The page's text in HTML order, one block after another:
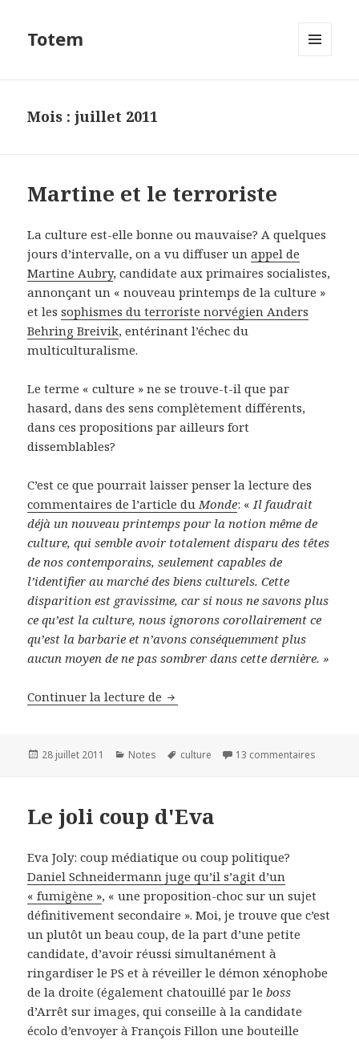
Totem
Mois : juillet 2011
Martine et le terroriste
La culture est-elle bonne ou mauvaise? A quelques
jours d’intervalle, on a vu diffuser unappel de
Martine Aubry, candidate aux primaires socialistes,
annonçant un « nouveau printemps de la culture »
et lessophismes du terroriste norvégien Anders
Behring Breivik, entérinant l’échec du
multiculturalisme.
Le terme « culture » ne se trouve-t-il que par
hasard, dans des sens complètement différents,
dans ces propositions par ailleurs fort
dissemblables?
C’est ce que pourrait laisser penser la lecture des
commentaires de l’article duMonde: «Il faudrait
déjà un nouveau printemps pour la notion même de
culture, qui semble avoir totalement disparu des têtes
de nos contemporains, seulement capables de
l’identifier au marché des biens culturels. Cette
disparition est gravissime, car si nous ne savons plus
ce qu’est la culture, nous ignorons corollairement ce
qu’est la barbarie et n’avons conséquemment plus
aucun moyen de ne pas sombrer dans cette dernière. »
Continuer la lecture de Martine et le terroriste
Publié
28 juillet 2011 Catégories
Notes
Mots-
culture 13 commentaires
Le joli coup d'Eva
Eva Joly: coup médiatique ou coup politique?
Daniel Schneidermann juge qu’il s’agit d’un
« fumigène », « une proposition-choc sur un sujet
définitivement secondaire ». Moi, je trouve que c’est
un plutôt un beau coup, de la part d’une petite
candidate, d’avoir réussi simultanément à
ringardiser le PS et à réveiller le démon xénophobe
de la droite (également chatouillé par leboss
d’Arrêt sur images, qui conseille à la candidate
écolo d’envoyer à François Fillon une bouteille